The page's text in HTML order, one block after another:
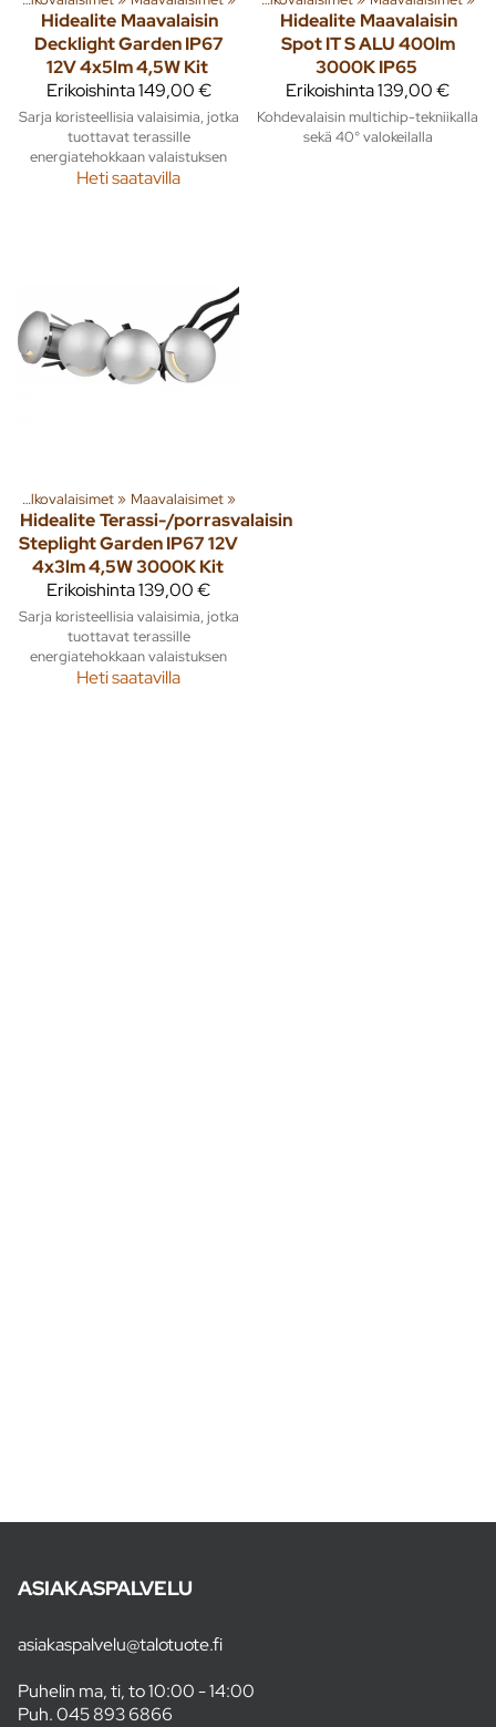
Hidealite Maavalaisin
Decklight Garden IP67
12V 4x5lm 4,5W Kit
Erikoishinta149,00 €
Sarja koristeellisia valaisimia, jotka
tuottavat terassille
energiatehokkaan valaistuksen
Heti saatavilla
Hidealite Maavalaisin
Spot IT S ALU 400lm
3000K IP65
Erikoishinta139,00 €
Kohdevalaisin multichip-tekniikalla
sekä 40° valokeilalla
Ulkovalaisimet‪» Maavalaisimet‪»
HidealiteTerassi-/porrasvalaisin
Steplight Garden IP67 12V
4x3lm 4,5W 3000K Kit
Erikoishinta139,00 €
Sarja koristeellisia valaisimia, jotka
tuottavat terassille
energiatehokkaan valaistuksen
Heti saatavilla
ASIAKASPALVELU
asiakaspalvelu@talotuote.fi
Puhelin ma, ti, to 10:00 - 14:00
Puh.045 893 6866